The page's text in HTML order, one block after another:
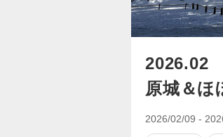
2026.02
原城＆ほ
2026/02/09 -